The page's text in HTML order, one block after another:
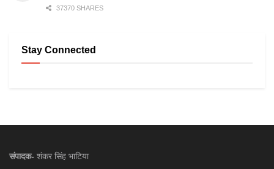
37370 SHARES
Stay Connected
संपादक- शंकर सिंह भाटिया